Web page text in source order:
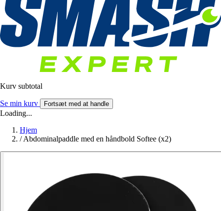
Kurv subtotal
Se min kurv Fortsæt med at handle
Loading...
Hjem
/ Abdominalpaddle med en håndbold Softee (x2)